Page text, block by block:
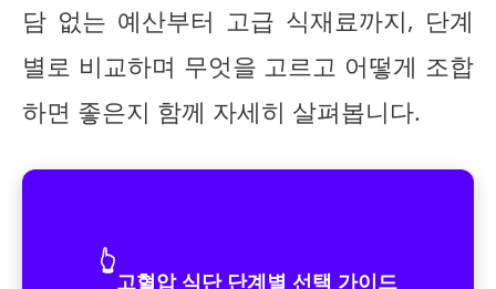
담 없는 예산부터 고급 식재료까지, 단계
별로 비교하며 무엇을 고르고 어떻게 조합
하면 좋은지 함께 자세히 살펴봅니다.
👆
고혈압 식단 단계별 선택 가이드